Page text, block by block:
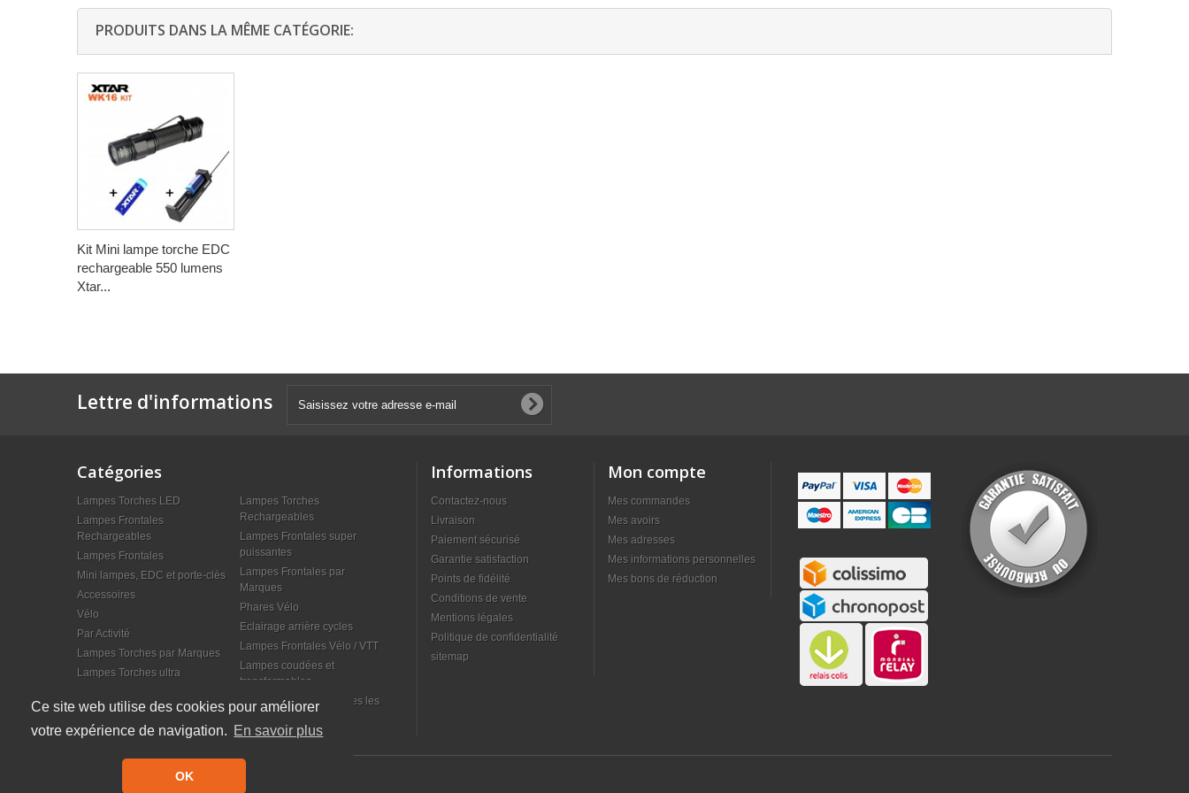
Ce site web utilise des cookies pour améliorer
votre expérience de navigation. En savoir plus
OK
PRODUITS DANS LA MÊME CATÉGORIE:
Kit Mini lampe torche EDC
rechargeable 550 lumens
Xtar...
Lettre d'informations
Catégories
Lampes Torches LED
Lampes Frontales
Rechargeables
Lampes Frontales
Mini lampes, EDC et porte-clés
Accessoires
Vélo
Par Activité
Lampes Torches par Marques
Lampes Torches ultra
Lampes Torches
Rechargeables
Lampes Frontales super
puissantes
Lampes Frontales par
Marques
Phares Vélo
Eclairage arrière cycles
Lampes Frontales Vélo / VTT
Lampes coudées et
transformables
Top 5 des lampes torches les
Informations
Contactez-nous
Livraison
Paiement sécurisé
Garantie satisfaction
Points de fidélité
Conditions de vente
Mentions légales
Politique de confidentialité
sitemap
© Lampe Center 2023 - Tous droits réservés
Mon compte
Mes commandes
Mes avoirs
Mes adresses
Mes informations personnelles
Mes bons de réduction